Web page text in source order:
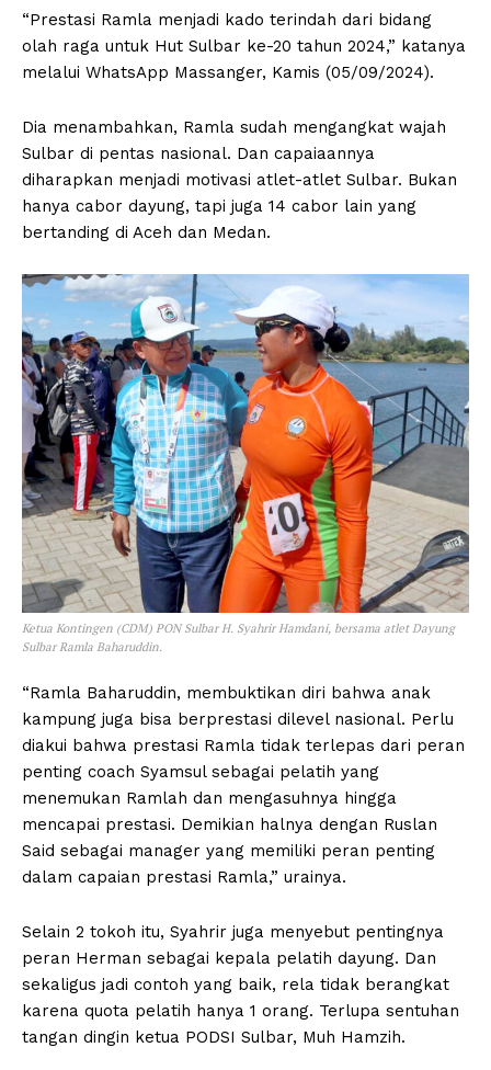
“Prestasi Ramla menjadi kado terindah dari bidang
olah raga untuk Hut Sulbar ke-20 tahun 2024,” katanya
melalui WhatsApp Massanger, Kamis (05/09/2024).
Dia menambahkan, Ramla sudah mengangkat wajah
Sulbar di pentas nasional. Dan capaiaannya
diharapkan menjadi motivasi atlet-atlet Sulbar. Bukan
hanya cabor dayung, tapi juga 14 cabor lain yang
bertanding di Aceh dan Medan.
Ketua Kontingen (CDM) PON Sulbar H. Syahrir Hamdani, bersama atlet Dayung
Sulbar Ramla Baharuddin.
“Ramla Baharuddin, membuktikan diri bahwa anak
kampung juga bisa berprestasi dilevel nasional. Perlu
diakui bahwa prestasi Ramla tidak terlepas dari peran
penting coach Syamsul sebagai pelatih yang
menemukan Ramlah dan mengasuhnya hingga
mencapai prestasi. Demikian halnya dengan Ruslan
Said sebagai manager yang memiliki peran penting
dalam capaian prestasi Ramla,” urainya.
Selain 2 tokoh itu, Syahrir juga menyebut pentingnya
peran Herman sebagai kepala pelatih dayung. Dan
sekaligus jadi contoh yang baik, rela tidak berangkat
karena quota pelatih hanya 1 orang. Terlupa sentuhan
tangan dingin ketua PODSI Sulbar, Muh Hamzih.